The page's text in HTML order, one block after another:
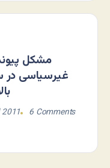
مشکل
غیرسیاسی در
2011 6 Comments